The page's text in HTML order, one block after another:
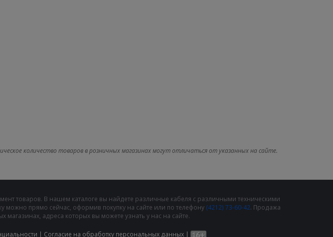
количество товаров в розничных магазинах могут отличаться от указанных на сайте.
товаров. В нашем каталоге вы найдете различные кабеля с различными техническими
можно прямо сейчас, оформив покупку на сайте или по телефону (4212) 73-60-42. Продажа
адреса которых вы можете узнать у нас на сайте.
| Cогласие на обработку персональных данных |